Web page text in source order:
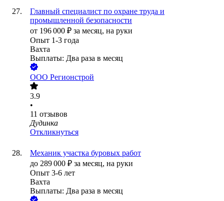
Главный специалист по охране труда и
промышленной безопасности
от 196 000 ₽ за месяц, на руки
Опыт 1-3 года
Вахта
Выплаты: Два раза в месяц
ООО Регионстрой
3.9
•
11 отзывов
Дудинка
Откликнуться
Механик участка буровых работ
до 289 000 ₽ за месяц, на руки
Опыт 3-6 лет
Вахта
Выплаты: Два раза в месяц